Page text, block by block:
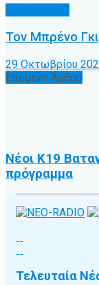
Τον Μπρένο
29 Οκτωβρίου
Επόμενο Άρθρο
Νέοι Κ19
πρόγραμμα
Τελευταία